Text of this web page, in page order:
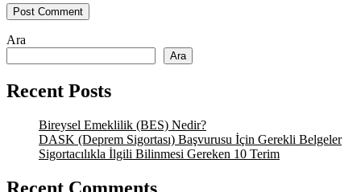
Ara
Ara
Recent Posts
Bireysel Emeklilik (BES) Nedir?
DASK (Deprem Sigortası) Başvurusu İçin Gerekli Belgeler
Sigortacılıkla İlgili Bilinmesi Gereken 10 Terim
Recent Comments